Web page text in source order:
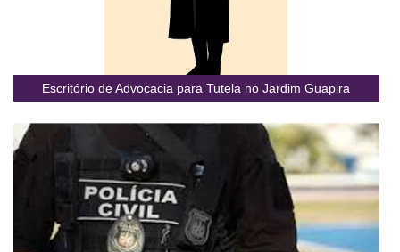
Escritório de Advocacia para Tutela no Jardim Guapira